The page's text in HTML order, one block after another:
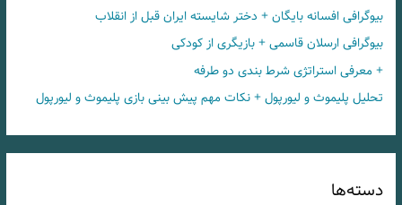
بیوگرافی افسانه بایگان + دختر شایسته ایران قبل از انقلاب
بیوگرافی ارسلان قاسمی + بازیگری از کودکی
+ معرفی استراتژی شرط بندی دو طرفه
تحلیل پلیموث و لیورپول + نکات مهم پیش بینی بازی پلیموث و لیورپول
دسته‌ها